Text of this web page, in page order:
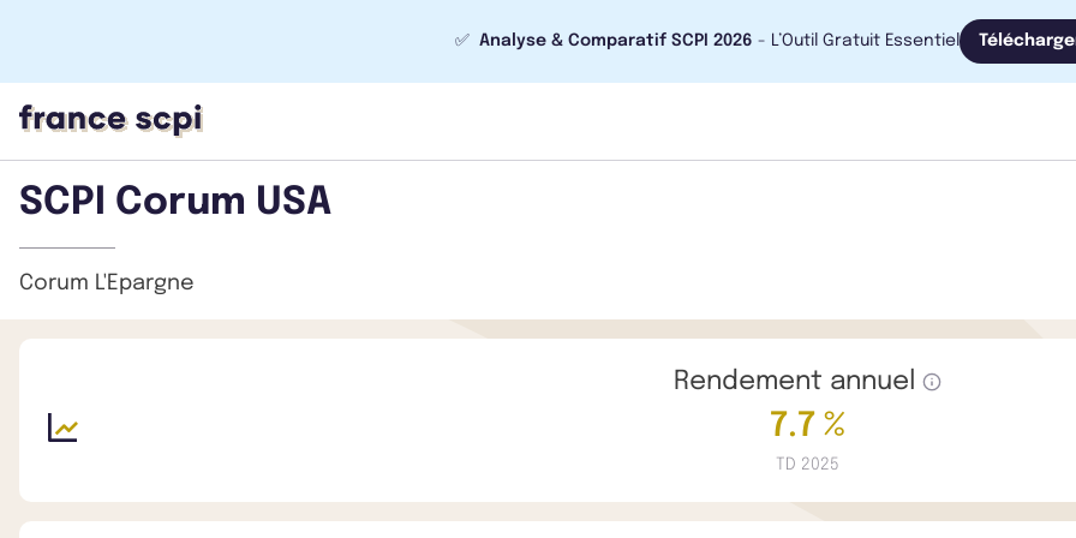
✅ Analyse & Comparatif SCPI 2026 - L’Outil Gratuit Essentiel
SCPI Corum USA
Corum L'Epargne
Rendement annuel
7.7 %
TD 2025